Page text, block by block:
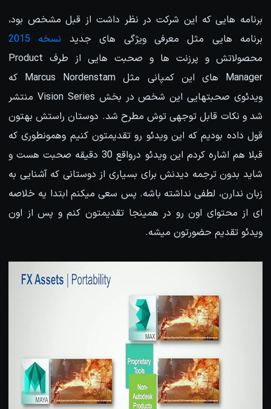
برنامه هایی که این شرکت در نظر داشت از قبل مشخص بود،
برنامه هایی مثل معرفی ویژگی های جدید نسخه 2015
محصولاتش و پرزنت ها و صحبت هایی از طرف Product
Manager های این کمپانی مثل Marcus Nordenstam که
ویدئوی صحبتهایی این شخص در بخش Vision Series منتشر
شد و نکات قابل توجهی توش مطرح شد. دوستان راستش بهتون
قول داده بودیم که این ویدئو رو تقدیمتون کنیم وهمونطوری که
قبلا هم اشاره کردم این ویدئو درواقع 30 دقیقه صحبت هست و
شاید بدون ترجمه دیدنش برای بسیاری از دوستانی که آشنایی به
زبان ندارن، لطفی نداشته باشه. پس سعی میکنم ابتدا یه خلاصه
ای از محتوای اون رو در همینجا تقدیمتون کنم و پس از اون
ویدئو تقدیم حضورتون میشه.